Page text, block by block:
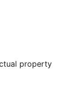
property